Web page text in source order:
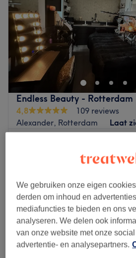
Endless Beauty - Rotterdam
4,8
109 reviews
Alexander, Rotterdam
Laat
Facial Rejuvenating Boost
Gezichtsbehandeling - Cupping
Gezichtsbehandeling - "Eye Lift
30 min
Kort overzicht salongegevens
Maandag
We gebruiken onze eigen
derden om inhoud en
mediafuncties te bieden en ons
analyseren. We delen ook
van onze website met onze
advertentie- en analysepartners.